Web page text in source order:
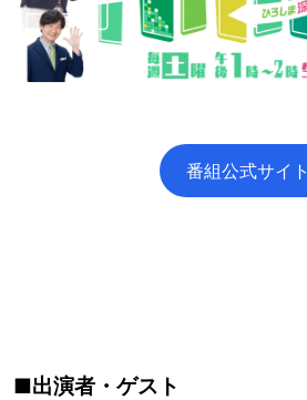
番組公式サイト
■出演者・ゲスト